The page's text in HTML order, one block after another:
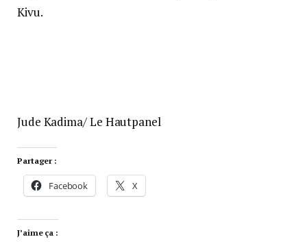
Kivu.
Jude Kadima/ Le Hautpanel
Partager :
Facebook X
J’aime ça :